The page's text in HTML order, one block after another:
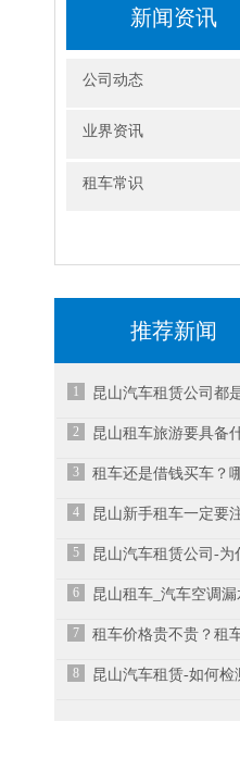
新闻资讯
公司动态
业界资讯
租车常识
推荐新闻
1
2
3
4
5
6
7
8